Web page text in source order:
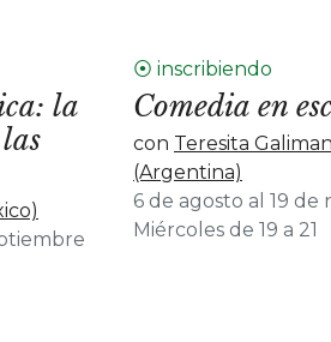
la
⦿ inscribiendo
Comedia en
con Teresita
(Argentina)
6 de agosto al 19 de
Miércoles de 19 a 21